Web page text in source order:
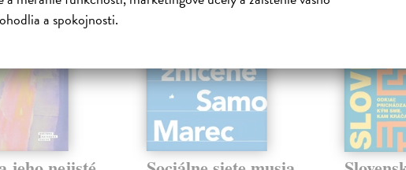
a spokojnosti.